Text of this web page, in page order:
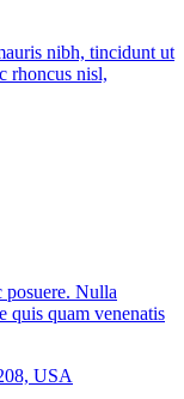
nibh, tincidunt ut
rhoncus nisl,
posuere. Nulla
quis quam venenatis
USA